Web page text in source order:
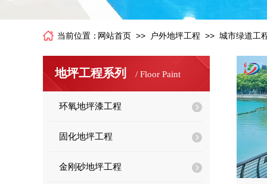
当前位置： 网站首页 >> 户外地坪工程 >> 城市绿道工
地坪工程系列 / Floor Paint
环氧地坪漆工程
固化地坪工程
金刚砂地坪工程